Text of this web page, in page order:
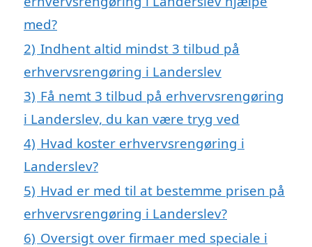
med?
2) Indhent altid mindst 3 tilbud på
erhvervsrengøring i Landerslev
3) Få nemt 3 tilbud på erhvervsrengøring
i Landerslev, du kan være tryg ved
4) Hvad koster erhvervsrengøring i
Landerslev?
5) Hvad er med til at bestemme prisen på
erhvervsrengøring i Landerslev?
6) Oversigt over firmaer med speciale i